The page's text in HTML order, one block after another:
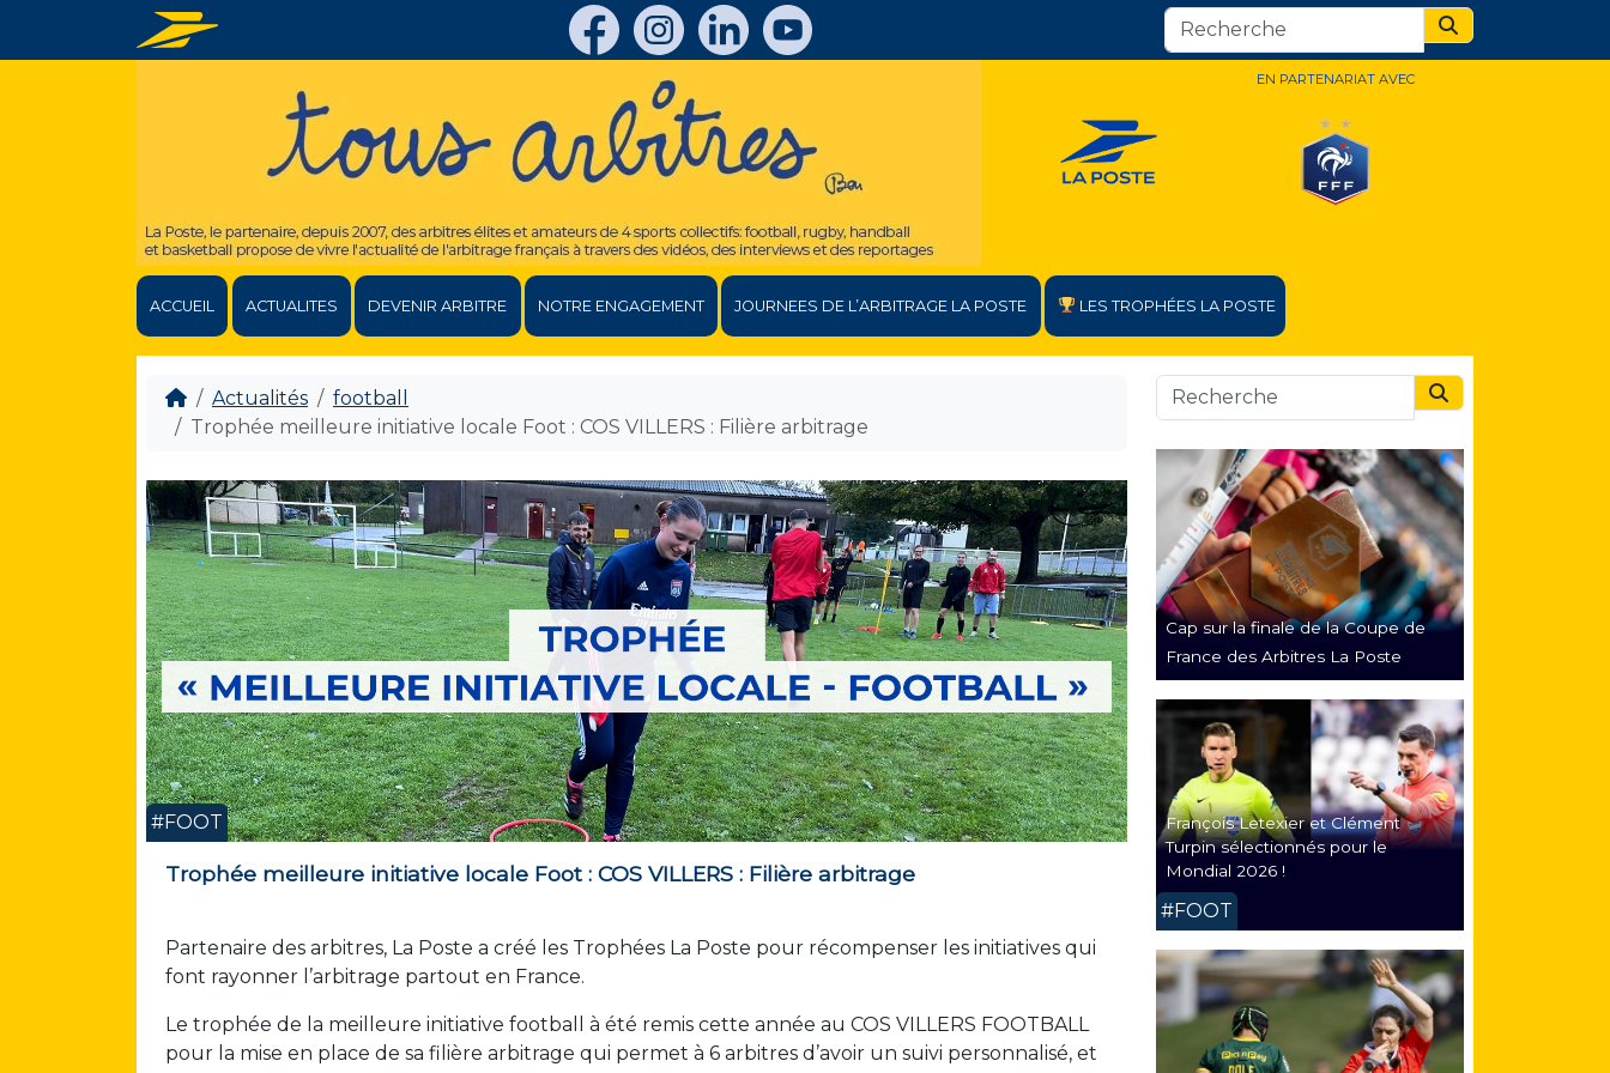
Search
EN PARTENARIAT AVEC
ACCUEIL ACTUALITES DEVENIR ARBITRE NOTRE ENGAGEMENT JOURNEES DE L’ARBITRAGE LA POSTE LES TROPHÉES LA POSTE
Actualités
football
Trophée meilleure initiative locale Foot : COS VILLERS : Filière arbitrage
#FOOT
Trophée meilleure initiative locale Foot : COS VILLERS : Filière arbitrage
Partenaire des arbitres, La Poste a créé les Trophées La Poste pour récompenser les initiatives qui
font rayonner l’arbitrage partout en France.
Le trophée de la meilleure initiative football à été remis cette année au COS VILLERS FOOTBALL
pour la mise en place de sa filière arbitrage qui permet à 6 arbitres d’avoir un suivi personnalisé, et
Search
Cap sur la finale de la Coupe de
France des Arbitres La Poste
François Letexier et Clément
Turpin sélectionnés pour le
Mondial 2026 !
#FOOT